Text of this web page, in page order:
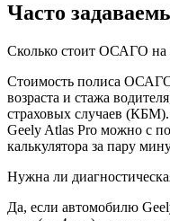
Часто
Сколько стоит ОСАГО на
Стоимость полиса ОСАГО
возраста и стажа
страховых случаев
Geely Atlas Pro можно с
калькулятора за пару
Нужна ли
Да, если автомобилю